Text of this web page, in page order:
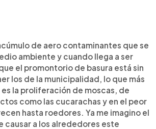
de aero contaminantes que se
ambiente y cuando llega a ser
el promontorio de basura está sin
los de la municipalidad, lo que más
la proliferación de moscas, de
como las cucarachas y en el peor
hasta roedores. Ya me imagino el
causar a los alrededores este